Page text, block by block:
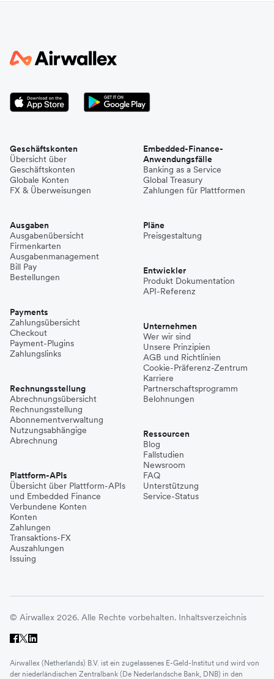
Geschäftskonten
Übersicht über
Geschäftskonten
Globale Konten
FX & Überweisungen
Ausgaben
Ausgabenübersicht
Firmenkarten
Ausgabenmanagement
Bill Pay
Bestellungen
Payments
Zahlungsübersicht
Checkout
Payment-Plugins
Zahlungslinks
Rechnungsstellung
Abrechnungsübersicht
Rechnungsstellung
Abonnementverwaltung
Nutzungsabhängige
Abrechnung
Plattform-APIs
Übersicht über Plattform-APIs
und Embedded Finance
Verbundene Konten
Konten
Zahlungen
Transaktions-FX
Auszahlungen
Issuing
Embedded-Finance-
Anwendungsfälle
Banking as a Service
Global Treasury
Zahlungen für Plattformen
Pläne
Preisgestaltung
Entwickler
Produkt Dokumentation
API-Referenz
Unternehmen
Wer wir sind
Unsere Prinzipien
AGB und Richtlinien
Cookie-Präferenz-Zentrum
Karriere
Partnerschaftsprogramm
Belohnungen
Ressourcen
Blog
Fallstudien
Newsroom
FAQ
Unterstützung
Service-Status
© Airwallex 2026. Alle Rechte vorbehalten. Inhaltsverzeichnis
Airwallex (Netherlands) B.V. ist ein zugelassenes E-Geld-Institut und wird von
der niederländischen Zentralbank (De Nederlandsche Bank, DNB) in den